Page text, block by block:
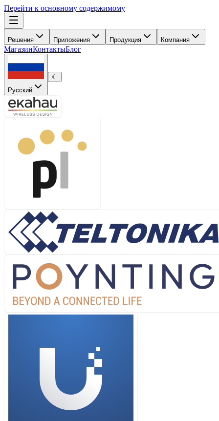
Перейти к основному содержимому
Решения Приложения Продукция Компания
МагазинКонтактыБлог
Русский
☾